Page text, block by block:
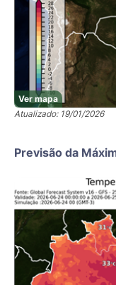
Ver mapa
Atualizado: 19/01/2026
Previsão da